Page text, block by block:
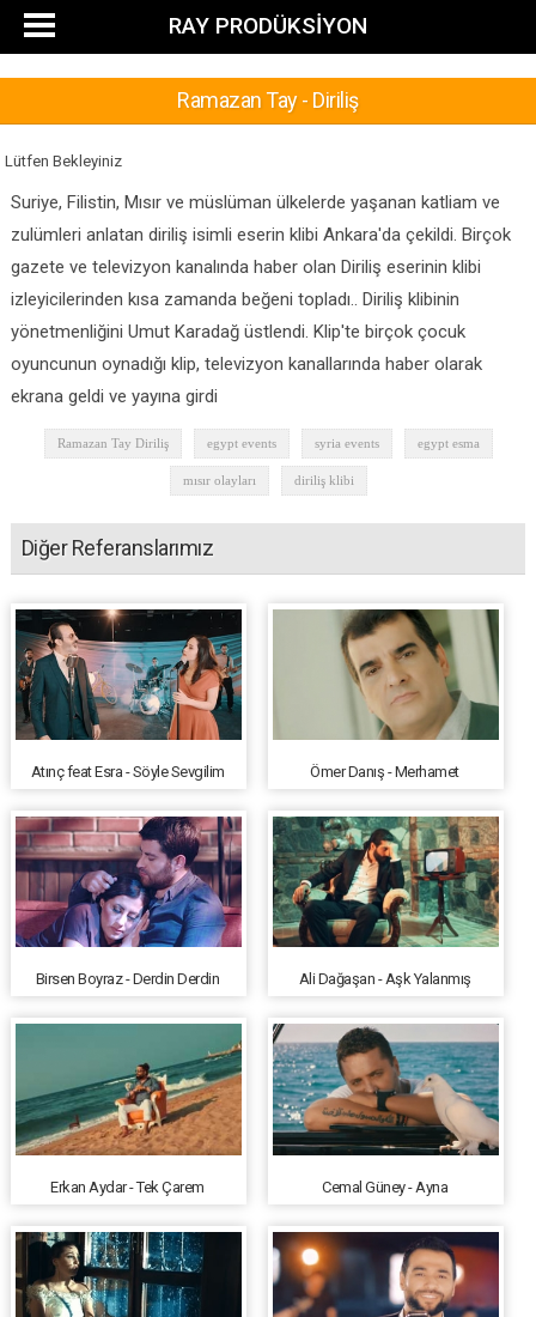
RAY PRODÜKSİYON
Ramazan Tay - Diriliş
Lütfen Bekleyiniz
Suriye, Filistin, Mısır ve müslüman ülkelerde yaşanan katliam ve
zulümleri anlatan diriliş isimli eserin klibi Ankara'da çekildi. Birçok
gazete ve televizyon kanalında haber olan Diriliş eserinin klibi
izleyicilerinden kısa zamanda beğeni topladı.. Diriliş klibinin
yönetmenliğini Umut Karadağ üstlendi. Klip'te birçok çocuk
oyuncunun oynadığı klip, televizyon kanallarında haber olarak
ekrana geldi ve yayına girdi
Ramazan Tay Diriliş egypt events syria events egypt esma
mısır olayları diriliş klibi
Diğer Referanslarımız
Atınç feat Esra - Söyle Sevgilim Ömer Danış - Merhamet
Birsen Boyraz - Derdin Derdin Ali Dağaşan - Aşk Yalanmış
Erkan Aydar - Tek Çarem Cemal Güney - Ayna